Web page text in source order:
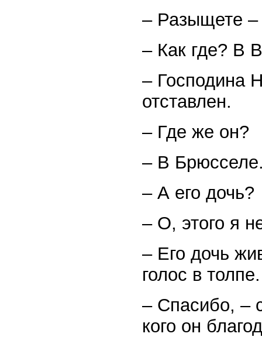
– Разыщете –
– Как где? В
– Господина
отставлен.
– Где же он?
– В
– А его дочь?
– О, этого я
– Его дочь
голос в толпе.
– Спасибо, –
кого он